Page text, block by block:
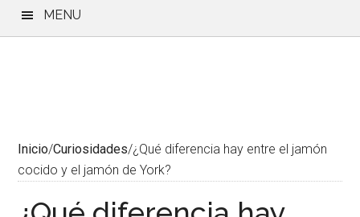
principalMENU
Inicio/Curiosidades/¿Qué diferencia hay entre el jamón
cocido y el jamón de York?